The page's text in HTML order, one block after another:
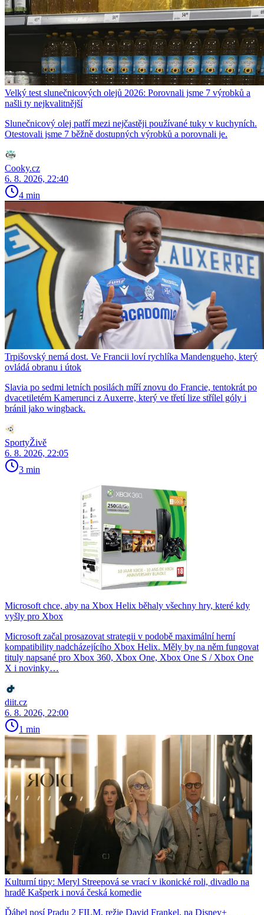
Velký test slunečnicových olejů 2026: Porovnali jsme 7 výrobků a
našli ty nejkvalitnější
Slunečnicový olej patří mezi nejčastěji používané tuky v kuchyních.
Otestovali jsme 7 běžně dostupných výrobků a porovnali je.
Cooky.cz
6. 8. 2026, 22:40
4 min
Trpišovský nemá dost. Ve Francii loví rychlíka Mandengueho, který
ovládá obranu i útok
Slavia po sedmi letních posilách míří znovu do Francie, tentokrát po
dvacetiletém Kamerunci z Auxerre, který ve třetí lize střílel góly i
bránil jako wingback.
SportyŽivě
6. 8. 2026, 22:05
3 min
Microsoft chce, aby na Xbox Helix běhaly všechny hry, které kdy
vyšly pro Xbox
Microsoft začal prosazovat strategii v podobě maximální herní
kompatibility nadcházejícího Xbox Helix. Měly by na něm fungovat
tituly napsané pro Xbox 360, Xbox One, Xbox One S / Xbox One
X i novinky…
diit.cz
6. 8. 2026, 22:00
1 min
Kulturní tipy: Meryl Streepová se vrací v ikonické roli, divadlo na
hradě Kašperk i nová česká komedie
Ďábel nosí Pradu 2 FILM, režie David Frankel, na Disney+